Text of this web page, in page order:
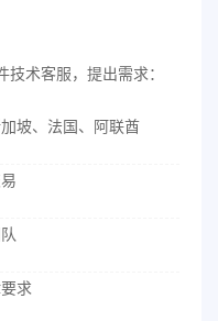
术客服，提出需求：
坡、法国、阿联酋
求